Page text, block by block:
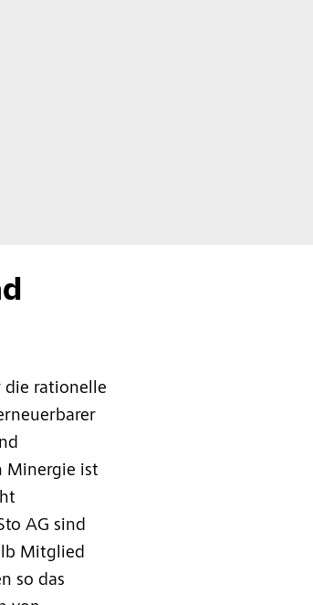
die rationelle
Minergie ist
AG sind
Mitglied
so das